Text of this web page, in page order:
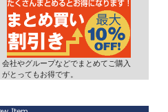
会社やグループなどでまとめてご購入
がとってもお得です。